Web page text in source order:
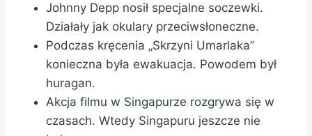
Johnny Depp nosił specjalne soczewki.
Działały jak okulary przeciwsłoneczne.
Podczas kręcenia „Skrzyni Umarlaka”
konieczna była ewakuacja. Powodem był
huragan.
Akcja filmu w Singapurze rozgrywa się w
czasach. Wtedy Singapuru jeszcze nie